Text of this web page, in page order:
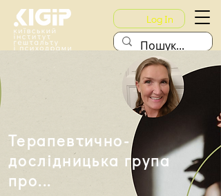
Log In
Терапевтично-
дослідницька група
про...